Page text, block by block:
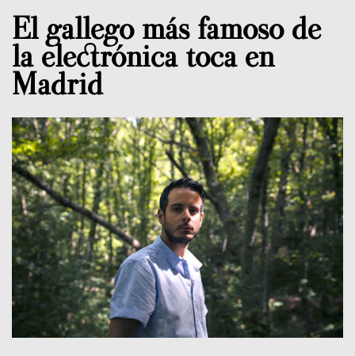
El gallego más famoso de
la electrónica toca en
Madrid